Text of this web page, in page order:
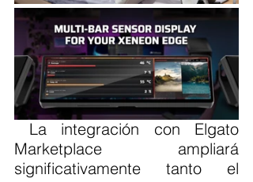
Marketplace ampliará
significativamente tanto el